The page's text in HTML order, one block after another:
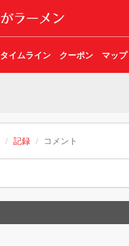
タイムライン クーポン マップ
記録 コメント